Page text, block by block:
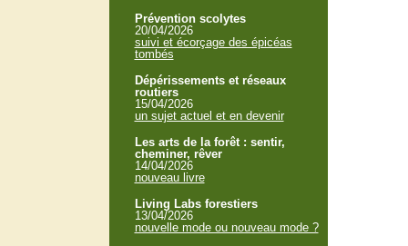
Prévention scolytes
20/04/2026
suivi et écorçage des épicéas
tombés
Dépérissements et réseaux
routiers
15/04/2026
un sujet actuel et en devenir
Les arts de la forêt : sentir,
cheminer, rêver
14/04/2026
nouveau livre
Living Labs forestiers
13/04/2026
nouvelle mode ou nouveau mode ?